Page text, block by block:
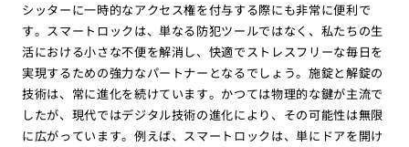
シッターに一時的なアクセス権を付与する際にも非常に便利で
す。スマートロックは、単なる防犯ツールではなく、私たちの生
活における小さな不便を解消し、快適でストレスフリーな毎日を
実現するための強力なパートナーとなるでしょう。施錠と解錠の
技術は、常に進化を続けています。かつては物理的な鍵が主流で
したが、現代ではデジタル技術の進化により、その可能性は無限
に広がっています。例えば、スマートロックは、単にドアを開け